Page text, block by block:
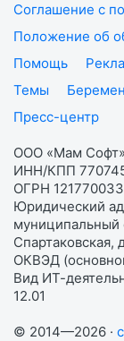
Соглашение с
Положение об
Помощь
Темы
Пресс-центр
ООО «Мам Софт»
ИНН/КПП
ОГРН
Юридический
муниципальный
Спартаковская,
ОКВЭД
Вид ИТ-
12.01
© 2014—2026 ·